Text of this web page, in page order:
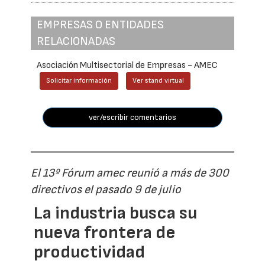
EMPRESAS O ENTIDADES
RELACIONADAS
Asociación Multisectorial de Empresas - AMEC
Solicitar información Ver stand virtual
ver/escribir comentarios
El 13º Fórum amec reunió a más de 300
directivos el pasado 9 de julio
La industria busca su
nueva frontera de
productividad